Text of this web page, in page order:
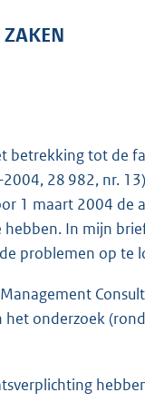
betrekking tot de
28 982, nr.
1 maart 2004 de
In mijn
problemen op te
onderzoek